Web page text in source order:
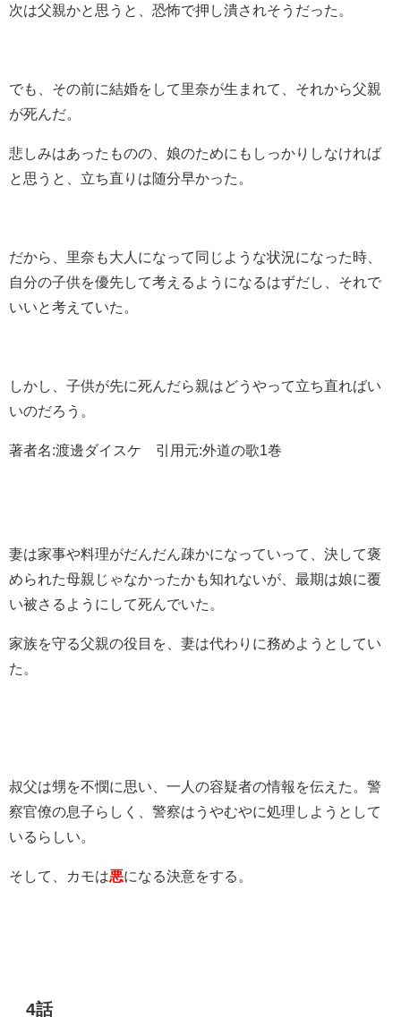
次は父親かと思うと、恐怖で押し潰されそうだった。
でも、その前に結婚をして里奈が生まれて、それから父親
が死んだ。
悲しみはあったものの、娘のためにもしっかりしなければ
と思うと、立ち直りは随分早かった。
だから、里奈も大人になって同じような状況になった時、
自分の子供を優先して考えるようになるはずだし、それで
いいと考えていた。
しかし、子供が先に死んだら親はどうやって立ち直ればい
いのだろう。
著者名:渡邊ダイスケ 引用元:外道の歌1巻
妻は家事や料理がだんだん疎かになっていって、決して褒
められた母親じゃなかったかも知れないが、最期は娘に覆
い被さるようにして死んでいた。
家族を守る父親の役目を、妻は代わりに務めようとしてい
た。
叔父は甥を不憫に思い、一人の容疑者の情報を伝えた。警
察官僚の息子らしく、警察はうやむやに処理しようとして
いるらしい。
そして、カモは悪になる決意をする。
4話